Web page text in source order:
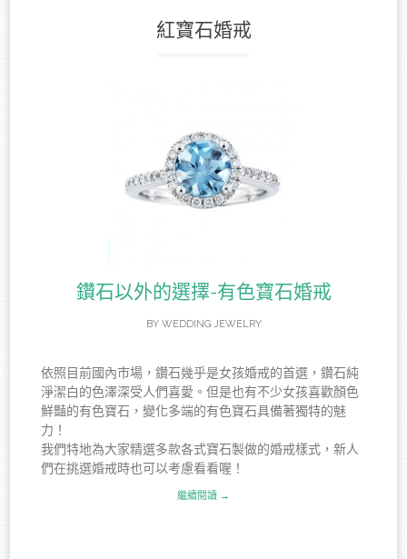
紅寶石婚戒
鑽石以外的選擇-有色寶石婚戒
BY WEDDING JEWELRY
依照目前國內市場，鑽石幾乎是女孩婚戒的首選，鑽石純
淨潔白的色澤深受人們喜愛。但是也有不少女孩喜歡顏色
鮮豔的有色寶石，變化多端的有色寶石具備著獨特的魅
力！
我們特地為大家精選多款各式寶石製做的婚戒樣式，新人
們在挑選婚戒時也可以考慮看看喔！
繼續閱讀 →